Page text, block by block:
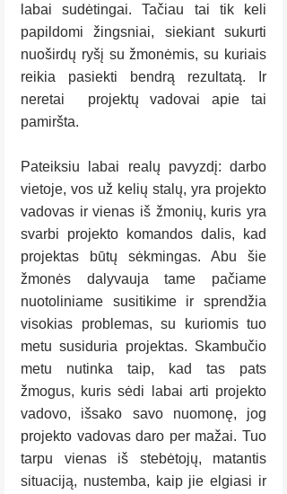
labai sudėtingai. Tačiau tai tik keli
papildomi žingsniai, siekiant sukurti
nuoširdų ryšį su žmonėmis, su kuriais
reikia pasiekti bendrą rezultatą. Ir
neretai  projektų vadovai apie tai
pamiršta.
Pateiksiu labai realų pavyzdį: darbo
vietoje, vos už kelių stalų, yra projekto
vadovas ir vienas iš žmonių, kuris yra
svarbi projekto komandos dalis, kad
projektas būtų sėkmingas. Abu šie
žmonės dalyvauja tame pačiame
nuotoliniame susitikime ir sprendžia
visokias problemas, su kuriomis tuo
metu susiduria projektas. Skambučio
metu nutinka taip, kad tas pats
žmogus, kuris sėdi labai arti projekto
vadovo, išsako savo nuomonę, jog
projekto vadovas daro per mažai. Tuo
tarpu vienas iš stebėtojų, matantis
situaciją, nustemba, kaip jie elgiasi ir